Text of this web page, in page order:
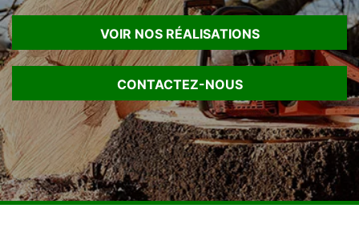
VOIR NOS RÉALISATIONS
CONTACTEZ-NOUS